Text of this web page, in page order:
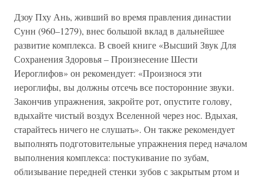
Дзоу Пху Ань, живший во время правления династии
Сунн (960–1279), внес большой вклад в дальнейшее
развитие комплекса. В своей книге «Высший Звук Для
Сохранения Здоровья – Произнесение Шести
Иероглифов» он рекомендует: «Произнося эти
иероглифы, вы должны отсечь все посторонние звуки.
Закончив упражнения, закройте рот, опустите голову,
вдыхайте чистый воздух Вселенной через нос. Вдыхая,
старайтесь ничего не слушать». Он также рекомендует
выполнять подготовительные упражнения перед началом
выполнения комплекса: постукивание по зубам,
облизывание передней стенки зубов с закрытым ртом и